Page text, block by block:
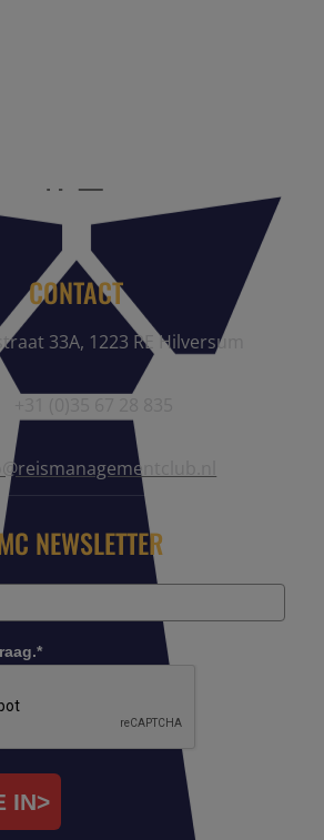
CONTACT
33A, 1223 RE Hilversum
NEWSLETTER
IN>